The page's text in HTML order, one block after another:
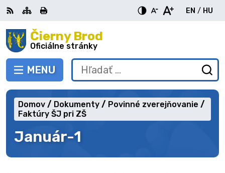
Preskočiť
na
obsah Čierny Brod
Oficiálne stránky
PREPNÚŤ
MENU
RSS MapaTlačiť
EN
English
/ HU
Hľadať:
Január-1
Domov Dokumenty
Povinné zverejňovanie
Faktúry ŠJ pri ZŠ